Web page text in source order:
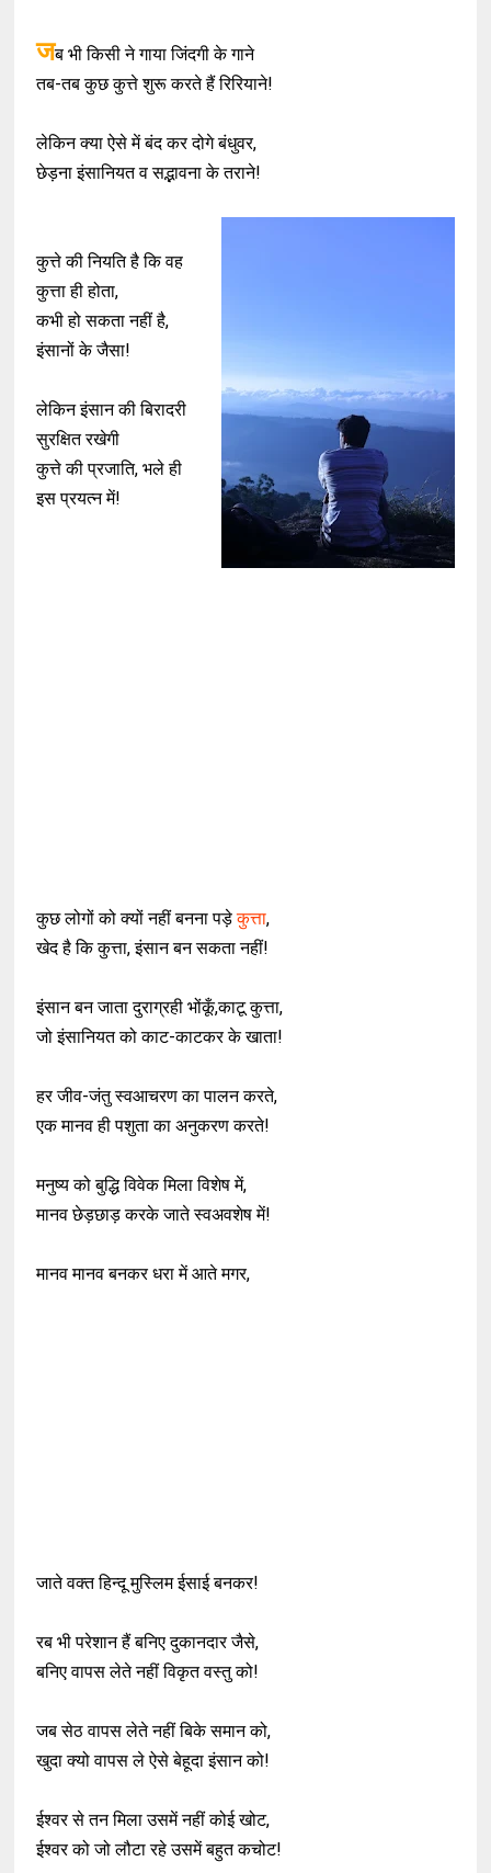
जब भी किसी ने गाया जिंदगी के गाने
तब-तब कुछ कुत्ते शुरू करते हैं रिरियाने!
लेकिन क्या ऐसे में बंद कर दोगे बंधुवर,
छेड़ना इंसानियत व सद्भावना के तराने!
कुत्ते की नियति है कि वह
कुत्ता ही होता,
कभी हो सकता नहीं है,
इंसानों के जैसा!
लेकिन इंसान की बिरादरी
सुरक्षित रखेगी
कुत्ते की प्रजाति, भले ही
इस प्रयत्न में!
कुछ लोगों को क्यों नहीं बनना पड़ेकुत्ता,
खेद है कि कुत्ता, इंसान बन सकता नहीं!
इंसान बन जाता दुराग्रही भोंकूँ,काटू कुत्ता,
जो इंसानियत को काट-काटकर के खाता!
हर जीव-जंतु स्वआचरण का पालन करते,
एक मानव ही पशुता का अनुकरण करते!
मनुष्य को बुद्धि विवेक मिला विशेष में,
मानव छेड़छाड़ करके जाते स्वअवशेष में!
मानव मानव बनकर धरा में आते मगर,
जाते वक्त हिन्दू मुस्लिम ईसाई बनकर!
रब भी परेशान हैं बनिए दुकानदार जैसे,
बनिए वापस लेते नहीं विकृत वस्तु को!
जब सेठ वापस लेते नहीं बिके समान को,
खुदा क्यो वापस ले ऐसे बेहूदा इंसान को!
ईश्वर से तन मिला उसमें नहीं कोई खोट,
ईश्वर को जो लौटा रहे उसमें बहुत कचोट!